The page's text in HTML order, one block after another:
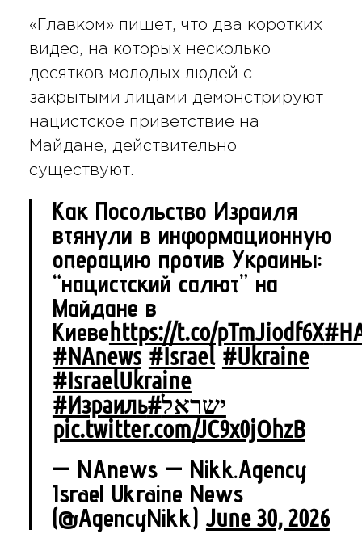
«Главком» пишет, что два коротких
видео, на которых несколько
десятков молодых людей с
закрытыми лицами демонстрируют
нацистское приветствие на
Майдане, действительно
существуют.
Как Посольство Израиля
втянули в информационную
операцию против Украины:
“нацистский салют” на
Майдане в
Киеве https://t.co/pTmJiodf6X
#NAnews #Israel #Ukraine
#IsraelUkraine
#Израиль #ישראל
pic.twitter.com/JC9x0jOhzB
— NAnews — Nikk.Agency
Israel Ukraine News
(@AgencyNikk) June 30, 2026